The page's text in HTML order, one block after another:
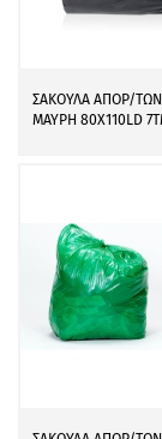
ΣΑΚΟΥΛΑ ΑΠΟΡ/
ΜΑΥΡΗ 80Χ110LD